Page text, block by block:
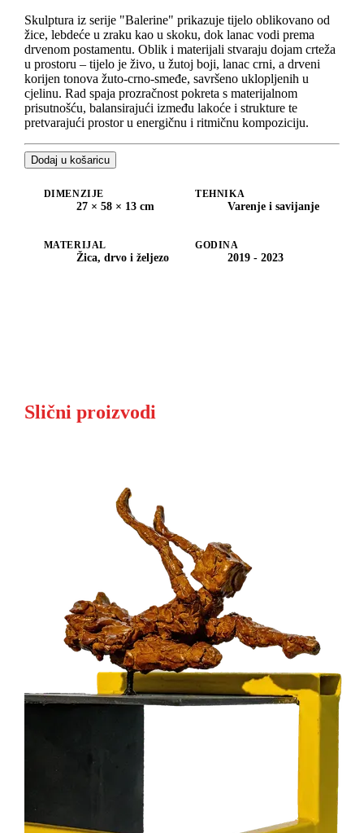
Skulptura iz serije "Balerine" prikazuje tijelo oblikovano od
žice, lebdeće u zraku kao u skoku, dok lanac vodi prema
drvenom postamentu. Oblik i materijali stvaraju dojam crteža
u prostoru – tijelo je živo, u žutoj boji, lanac crni, a drveni
korijen tonova žuto-crno-smeđe, savršeno uklopljenih u
cjelinu. Rad spaja prozračnost pokreta s materijalnom
prisutnošću, balansirajući između lakoće i strukture te
pretvarajući prostor u energičnu i ritmičnu kompoziciju.
Dodaj u košaricu
DIMENZIJE
27 × 58 × 13 cm
TEHNIKA
Varenje i savijanje
MATERIJAL
Žica, drvo i željezo
GODINA
2019 - 2023
Slični proizvodi